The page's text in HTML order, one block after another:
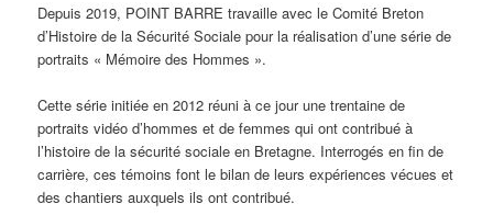
Depuis 2019, POINT BARRE travaille avec le Comité Breton
d’Histoire de la Sécurité Sociale pour la réalisation d’une série de
portraits « Mémoire des Hommes ».
Cette série initiée en 2012 réuni à ce jour une trentaine de
portraits vidéo d’hommes et de femmes qui ont contribué à
l’histoire de la sécurité sociale en Bretagne. Interrogés en fin de
carrière, ces témoins font le bilan de leurs expériences vécues et
des chantiers auxquels ils ont contribué.